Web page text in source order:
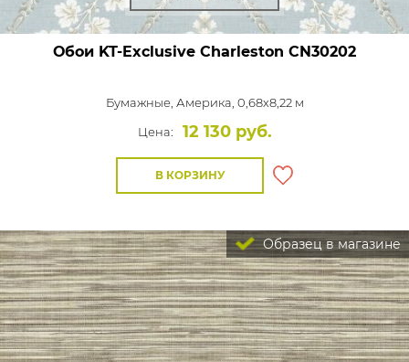
Обои KT-Exclusive Charleston CN30202
Бумажные, Америка, 0,68x8,22 м
Цена:
12 130 руб.
В КОРЗИНУ
Образец в магазине